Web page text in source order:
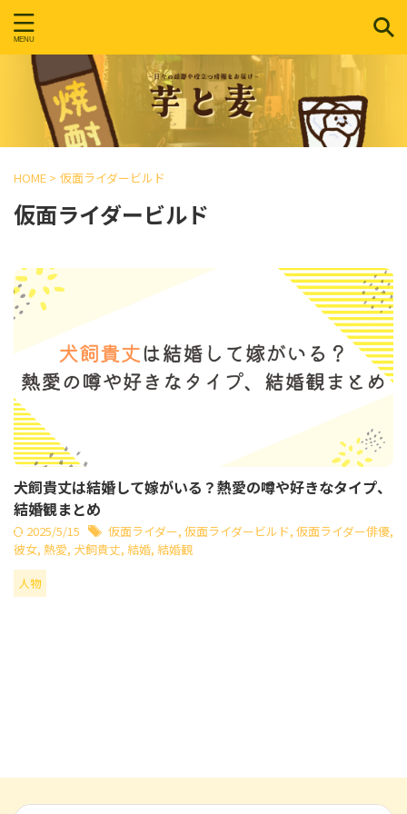
HOME > 仮面ライダービルド
仮面ライダービルド
犬飼貴丈は結婚して嫁がいる？熱愛の噂や好きなタイプ、
結婚観まとめ
2025/5/15 仮面ライダー, 仮面ライダービルド, 仮面ライダー俳優,
彼女, 熱愛, 犬飼貴丈, 結婚, 結婚観
人物